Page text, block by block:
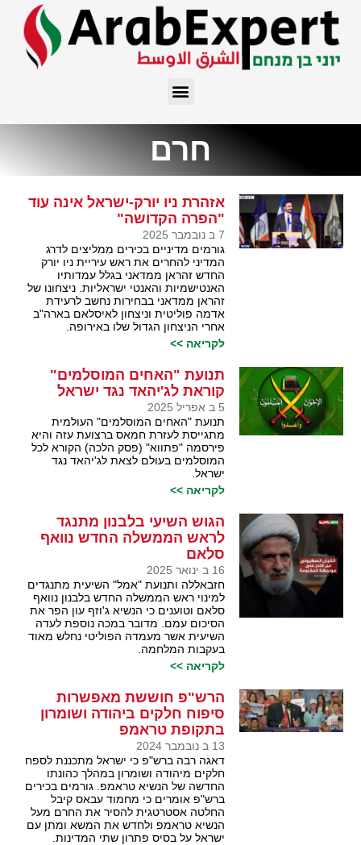
חרם
אזהרת ניו יורק-ישראל אינה עוד
"הפרה הקדושה"
7 ב נובמבר 2025
גורמים מדיניים בכירים ממליצים לדרג
המדיני להחרים את ראש עיריית ניו יורק
החדש זהראן ממדאני בגלל עמדותיו
האנטישמיות והאנטי ישראליות. ניצחונו של
זהראן ממדאני בבחירות נחשב לרעידת
אדמה פוליטית וניצחון לאיסלאם בארה"ב
אחרי הניצחון הגדול שלו באירופה.
לקריאה >>
תנועת "האחים המוסלמים"
קוראת לג'יהאד נגד ישראל
5 ב אפריל 2025
תנועת "האחים המוסלמים" העולמית
מתגייסת לעזרת חמאס ברצועת עזה והיא
פירסמה "פתווא" (פסק הלכה) הקורא לכל
המוסלמים בעולם לצאת לג'יהאד נגד
ישראל.
לקריאה >>
הגוש השיעי בלבנון מתנגד
לראש הממשלה החדש נוואף
סלאם
16 ב ינואר 2025
חזבאללה ותנועת "אמל" השיעית מתנגדים
למינוי ראש הממשלה החדש בלבנון נוואף
סלאם וטוענים כי הנשיא ג'וזף עון הפר את
הסיכום עמם. מדובר במכה נוספת לעדה
השיעית אשר מעמדה הפוליטי נחלש מאוד
בעקבות המלחמה.
לקריאה >>
הרש"פ חוששת מאפשרות
סיפוח חלקים ביהודה ושומרון
בתקופת טראמפ
13 ב נובמבר 2024
דאגה רבה ברש"פ כי ישראל מתכננת לספח
חלקים מיהודה ושומרון במהלך כהונתו
החדשה של הנשיא טראמפ. גורמים בכירים
ברש"פ אומרים כי מחמוד עבאס קיבל
החלטה אסטרטגית להסיר את החרם מעל
הנשיא טראמפ ולחדש את המשא ומתן עם
ישראל על בסיס פתרון שתי המדינות.